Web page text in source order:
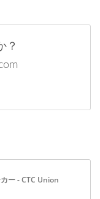
？
ー - CTC Union